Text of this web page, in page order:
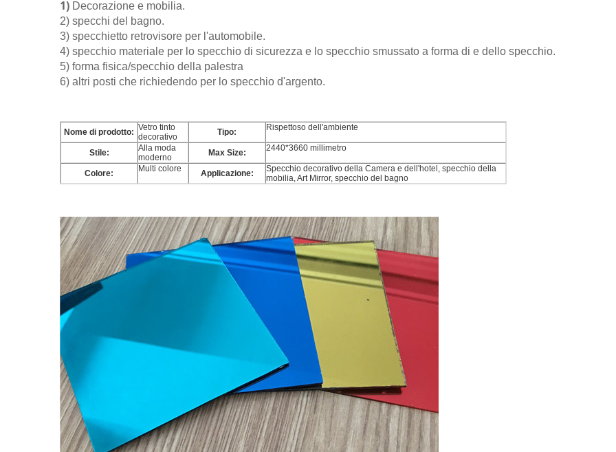
1) Decorazione e mobilia.
2) specchi del bagno.
3) specchietto retrovisore per l'automobile.
4) specchio materiale per lo specchio di sicurezza e lo specchio smussato a forma di e dello specchio.
5) forma fisica/specchio della palestra
6) altri posti che richiedendo per lo specchio d'argento.
Nome di prodotto: Vetro tinto
decorativo
Tipo: Rispettoso dell'ambiente
Stile:
Alla moda
moderno
Max Size: 2440*3660 millimetro
Colore: Multi colore Applicazione:
Specchio decorativo della Camera e dell'hotel, specchio della
mobilia, Art Mirror, specchio del bagno